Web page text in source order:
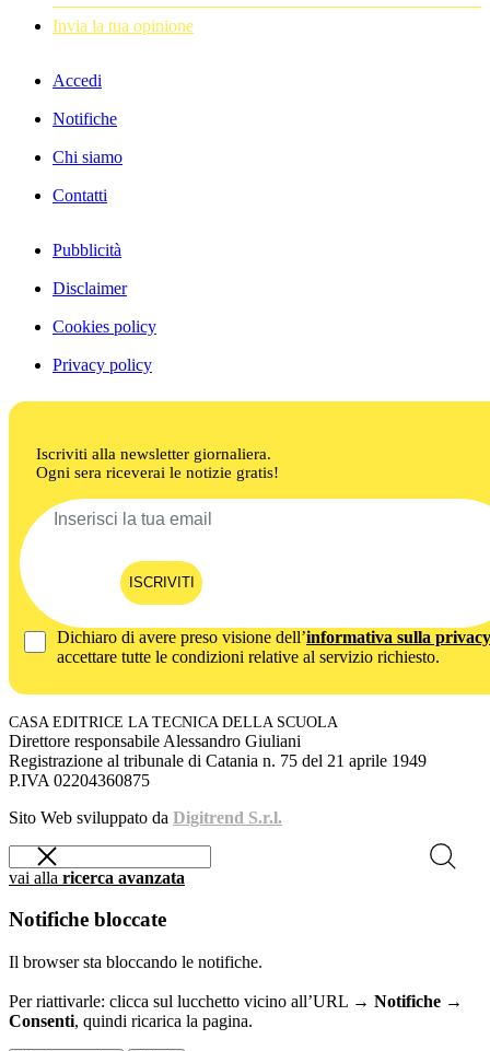
Invia la tua opinione
Accedi
Notifiche
Chi siamo
Contatti
Pubblicità
Disclaimer
Cookies policy
Privacy policy
Iscriviti alla newsletter giornaliera.
Ogni sera riceverai le notizie gratis!
ISCRIVITI
Dichiaro di avere preso visione dell’informativa sulla privacy
accettare tutte le condizioni relative al servizio richiesto.
CASA EDITRICE LA TECNICA DELLA SCUOLA
Direttore responsabile Alessandro Giuliani
Registrazione al tribunale di Catania n. 75 del 21 aprile 1949
P.IVA 02204360875
Sito Web sviluppato da Digitrend S.r.l.
vai alla ricerca avanzata
Notifiche bloccate
Il browser sta bloccando le notifiche.
Per riattivarle: clicca sul lucchetto vicino all’URL → Notifiche →
Consenti, quindi ricarica la pagina.